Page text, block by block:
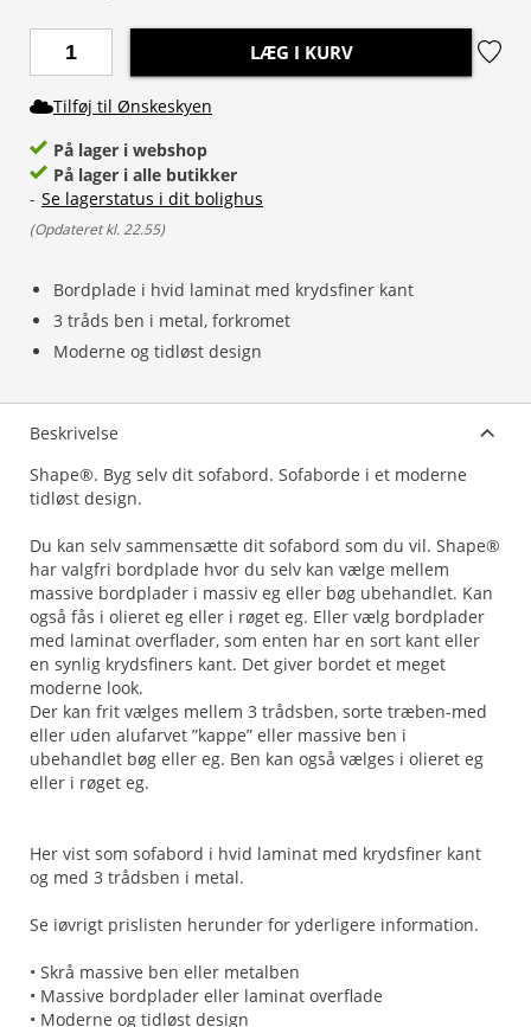
Bordplade i hvid laminat med krydsfiner kant
3 tråds ben i metal, forkromet
Moderne og tidløst design
LÆG I KURV
Tilføj til Ønskeskyen
På lager i webshop
På lager i alle butikker
- Se lagerstatus i dit bolighus
(Opdateret kl. 22.55)
Beskrivelse
Shape®. Byg selv dit sofabord. Sofaborde i et moderne
tidløst design.
Du kan selv sammensætte dit sofabord som du vil. Shape®
har valgfri bordplade hvor du selv kan vælge mellem
massive bordplader i massiv eg eller bøg ubehandlet. Kan
også fås i olieret eg eller i røget eg. Eller vælg bordplader
med laminat overflader, som enten har en sort kant eller
en synlig krydsfiners kant. Det giver bordet et meget
moderne look.
Der kan frit vælges mellem 3 trådsben, sorte træben-med
eller uden alufarvet ”kappe” eller massive ben i
ubehandlet bøg eller eg. Ben kan også vælges i olieret eg
eller i røget eg.
Her vist som sofabord i hvid laminat med krydsfiner kant
og med 3 trådsben i metal.
Se iøvrigt prislisten herunder for yderligere information.
• Skrå massive ben eller metalben
• Massive bordplader eller laminat overflade
• Moderne og tidløst design